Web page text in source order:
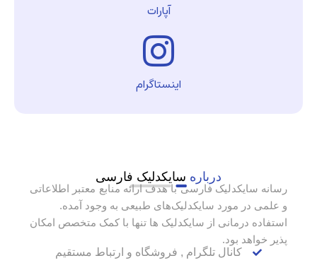
آپارات
اینستاگرام
درباره سایکدلیک فارسی
رسانه سایکدلیک فارسی با هدف ارائه منابع معتبر اطلاعاتی
و علمی در مورد سایکدلیک‌های طبیعی به وجود آمده.
استفاده درمانی از سایکدلیک ها تنها با کمک متخصص امکان
پذیر خواهد بود.
کانال تلگرام , فروشگاه و ارتباط مستقیم